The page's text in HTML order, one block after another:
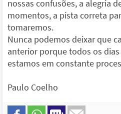
nossas confusões, a alegria
momentos, a pista correta
tomaremos.
Nunca podemos deixar que
anterior porque todos os
estamos em constante
Paulo Coelho